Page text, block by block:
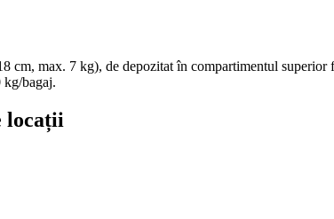
cm, max. 7 kg), de depozitat în compartimentul
kg/bagaj.
locații